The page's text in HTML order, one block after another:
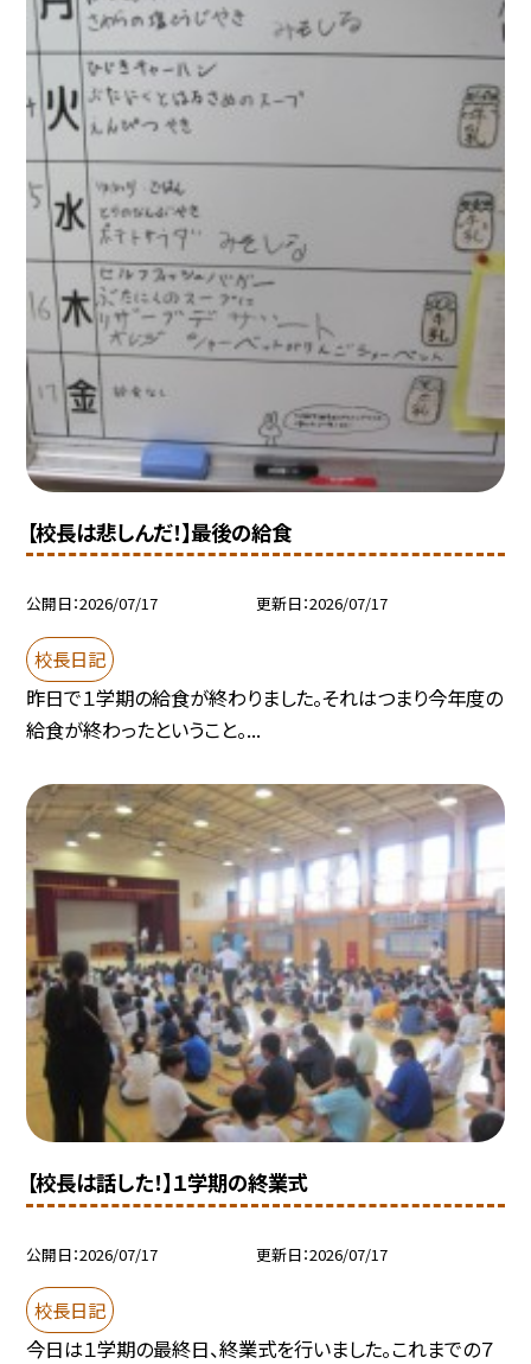
【校長は悲しんだ！】最後の給食
公開日 2026/07/17 更新日 2026/07/17
校長日記
昨日で１学期の給食が終わりました。それはつまり今年度の
給食が終わったということ。...
【校長は話した！】１学期の終業式
公開日 2026/07/17 更新日 2026/07/17
校長日記
今日は１学期の最終日、終業式を行いました。これまでの７